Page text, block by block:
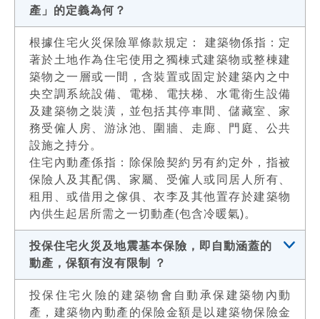
產」的定義為何？
根據住宅火災保險單條款規定： 建築物係指：定
著於土地作為住宅使用之獨棟式建築物或整棟建
築物之一層或一間，含裝置或固定於建築內之中
央空調系統設備、電梯、電扶梯、水電衛生設備
及建築物之裝潢，並包括其停車間、儲藏室、家
務受僱人房、游泳池、圍牆、走廊、門庭、公共
設施之持分。
住宅內動產係指：除保險契約另有約定外，指被
保險人及其配偶、家屬、受僱人或同居人所有、
租用、或借用之傢俱、衣李及其他置存於建築物
內供生起居所需之一切動產(包含冷暖氣)。
投保住宅火災及地震基本保險，即自動涵蓋的
動產，保額有沒有限制 ？
投保住宅火險的建築物會自動承保建築物內動
產，建築物內動產的保險金額是以建築物保險金